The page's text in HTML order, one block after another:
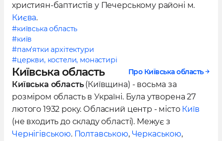
християн-баптистів у Печерському районі м.
Києва.
#київська область
#київ
#пам'ятки архітектури
#церкви, костели, монастирі
Київська область Про Київська область
Київська область(Київщина) - восьма за
розміром область в Україні. Була утворена 27
лютого 1932 року. Обласний центр - місто Київ
(не входить до складу області). Межує з
Чернігівською. Полтавською, Черкаською,